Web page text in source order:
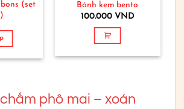
(set
Bánh kem bento
100.000 VND
phô mai – xoán